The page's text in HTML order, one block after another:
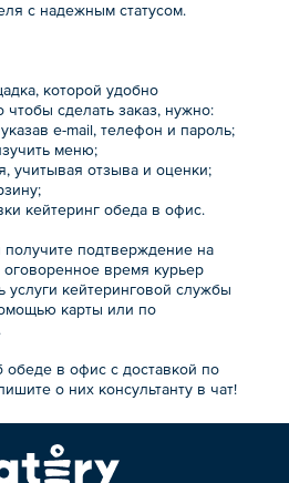
с надежным статусом.
которой удобно
чтобы сделать заказ, нужно:
e-mail, телефон и пароль;
меню;
учитывая отзыва и оценки;
кейтеринг обеда в офис.
подтверждение на
время курьер
услуги кейтеринговой службы
карты или по
в офис с доставкой по
о них консультанту в чат!